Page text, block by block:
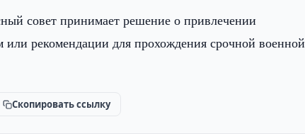
совет принимает решение о привлечении
рекомендации для прохождения срочной военной
Скопировать ссылку